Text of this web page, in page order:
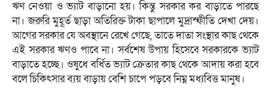
ঋণ নেওয়া ও ভ্যাট বাড়ানো হয়। কিন্তু সরকার কর বাড়াতে পারছে
না। জরুরি মুহূর্ত ছাড়া অতিরিক্ত টাকা ছাপালে মুদ্রাস্ফীতি দেখা দেয়।
আগের সরকার যে অবস্থানে রেখে গেছে, তাতে দাতা সংস্থার কাছ থেকে
এই সরকার ঋণও পাবে না। সর্বশেষ উপায় হিসেবে সরকারকে ভ্যাট
বাড়াতে হচ্ছে। ওষুধে বর্ধিত ভ্যাট ক্রেতার কাছ থেকে আদায় করা হবে
বলে চিকিৎসার ব্যয় বাড়ায় বেশি চাপে পড়বে নিম্ন মধ্যবিত্ত মানুষ।